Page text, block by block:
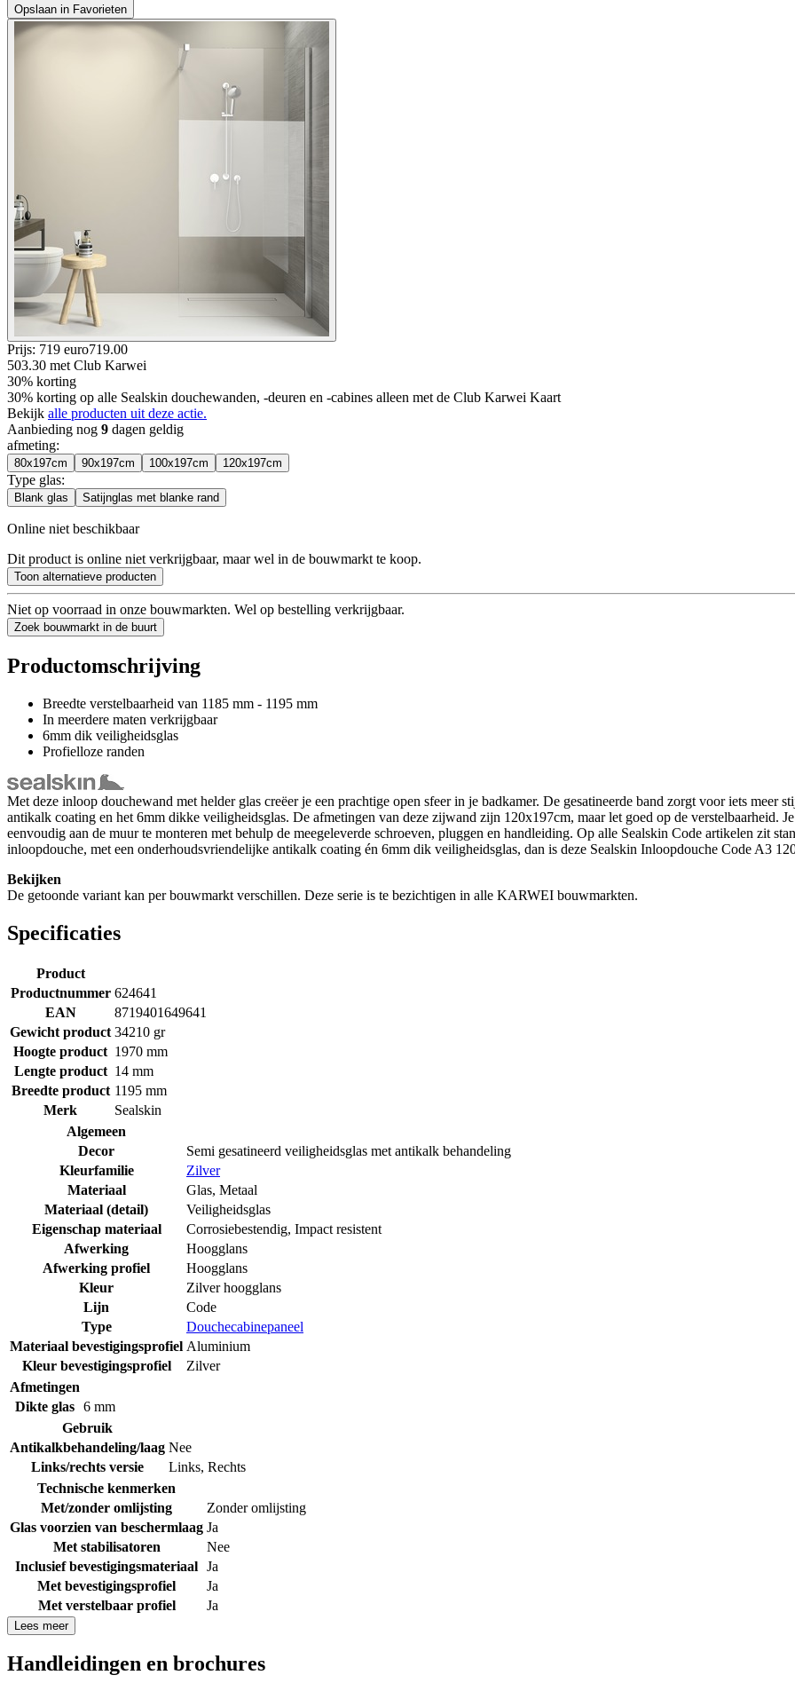
Opslaan in Favorieten
Prijs: 719 euro719.00
503.30 met Club Karwei
30% korting
30% korting op alle Sealskin douchewanden, -deuren en -cabines alleen met de Club Karwei Kaart
Bekijk alle producten uit deze actie.
Aanbieding nog 9 dagen geldig
afmeting:
80x197cm 90x197cm 100x197cm 120x197cm
Type glas:
Blank glas Satijnglas met blanke rand
Online niet beschikbaar
Dit product is online niet verkrijgbaar, maar wel in de bouwmarkt te koop.
Toon alternatieve producten
Niet op voorraad in onze bouwmarkten. Wel op bestelling verkrijgbaar.
Zoek bouwmarkt in de buurt
Productomschrijving
Breedte verstelbaarheid van 1185 mm - 1195 mm
In meerdere maten verkrijgbaar
6mm dik veiligheidsglas
Profielloze randen
Met deze inloop douchewand met helder glas creëer je een prachtige open sfeer in je badkamer. De gesatineerde band zorgt voor iets
antikalk coating en het 6mm dikke veiligheidsglas. De afmetingen van deze zijwand zijn 120x197cm, maar let goed op de verstelbaarheid.
eenvoudig aan de muur te monteren met behulp de meegeleverde schroeven, pluggen en handleiding. Op alle Sealskin Code artikelen zit
inloopdouche, met een onderhoudsvriendelijke antikalk coating én 6mm dik veiligheidsglas, dan is deze Sealskin Inloopdouche Code A3
Bekijken
De getoonde variant kan per bouwmarkt verschillen. Deze serie is te bezichtigen in alle KARWEI bouwmarkten.
Specificaties
Product
Productnummer 624641
EAN
8719401649641
Gewicht product 34210 gr
Hoogte product 1970 mm
Lengte product 14 mm
Breedte product 1195 mm
Merk
Sealskin
Algemeen
Decor
Semi gesatineerd veiligheidsglas met antikalk behandeling
Kleurfamilie
Zilver
Materiaal
Glas, Metaal
Materiaal (detail)
Veiligheidsglas
Eigenschap materiaal
Corrosiebestendig, Impact resistent
Afwerking
Hoogglans
Afwerking profiel
Hoogglans
Kleur
Zilver hoogglans
Lijn
Code
Type
Douchecabinepaneel
Materiaal bevestigingsprofiel Aluminium
Kleur bevestigingsprofiel
Zilver
Afmetingen
Dikte glas 6 mm
Gebruik
Antikalkbehandeling/laag Nee
Links/rechts versie
Links, Rechts
Technische kenmerken
Met/zonder omlijsting
Zonder omlijsting
Glas voorzien van beschermlaag Ja
Met stabilisatoren
Nee
Inclusief bevestigingsmateriaal Ja
Met bevestigingsprofiel
Ja
Met verstelbaar profiel
Ja
Lees meer
Handleidingen en brochures